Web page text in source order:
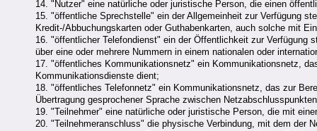
14. "Nutzer" eine natürliche oder juristische Person, die einen
15. "öffentliche Sprechstelle" ein der Allgemeinheit zur Verfügung
Kredit-/Abbuchungskarten oder Guthabenkarten, auch solche mit
16. "öffentlicher Telefondienst" ein der Öffentlichkeit zur Verfügung
über eine oder mehrere Nummern in einem nationalen oder
17. "öffentliches Kommunikationsnetz" ein Kommunikationsnetz,
Kommunikationsdienste dient;
18. "öffentliches Telefonnetz" ein Kommunikationsnetz, das zur
Übertragung gesprochener Sprache zwischen
19. "Teilnehmer" eine natürliche oder juristische Person, die mit
20. "Teilnehmeranschluss" die physische Verbindung, mit dem der